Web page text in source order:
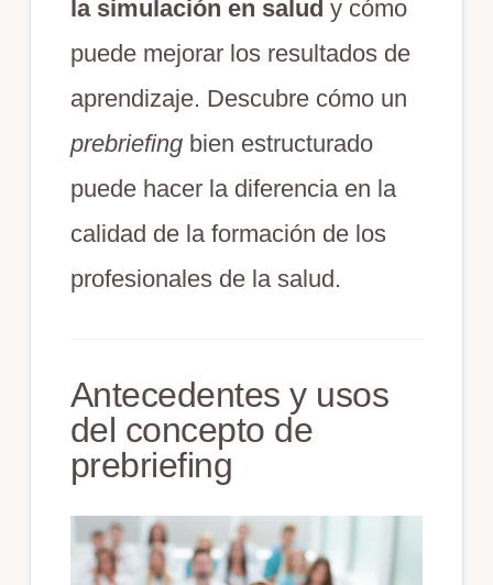
la simulación en salud y cómo
puede mejorar los resultados de
aprendizaje. Descubre cómo un
prebriefing bien estructurado
puede hacer la diferencia en la
calidad de la formación de los
profesionales de la salud.
Antecedentes y usos
del concepto de
prebriefing